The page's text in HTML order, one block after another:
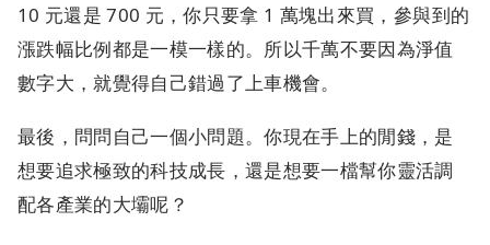
10 元還是 700 元，你只要拿 1 萬塊出來買，參與到的
漲跌幅比例都是一模一樣的。所以千萬不要因為淨值
數字大，就覺得自己錯過了上車機會。
最後，問問自己一個小問題。你現在手上的閒錢，是
想要追求極致的科技成長，還是想要一檔幫你靈活調
配各產業的大壩呢？